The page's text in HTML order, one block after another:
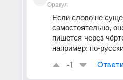
Оракул
Если слово не
самостоятельно,
пишется через
например: по-
-1